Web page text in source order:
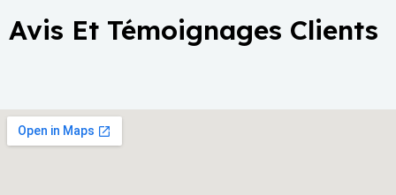
Avis Et Témoignages Clients